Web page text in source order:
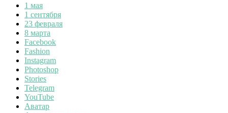
1 мая
1 сентября
23 февраля
8 марта
Facebook
Fashion
Instagram
Photoshop
Stories
Telegram
YouTube
Аватар